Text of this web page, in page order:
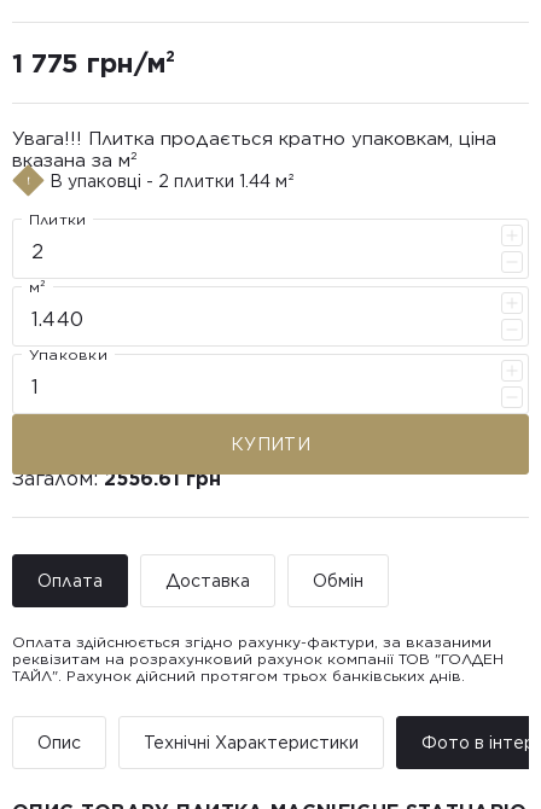
1 775 грн/м²
Увага!!! Плитка продається кратно упаковкам, ціна
вказана за м²
В упаковці - 2 плитки 1.44 м²
Плитки
м²
Упаковки
КУПИТИ
Загалом:2556.61 грн
Оплата Доставка Обмін
Оплата здійснюється згідно рахунку-фактури, за вказаними
реквізитам на розрахунковий рахунок компанії ТОВ "ГОЛДЕН
ТАЙЛ". Рахунок дійсний протягом трьох банківських днів.
товару.
силами Продавця чи залученого ним перевізника/кур’єра.
Опис Технічні Характеристики Фото в